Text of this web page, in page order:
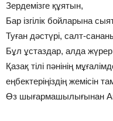
Зердемізге құятын,
Бар ізгілік бойларына
Туған дәстүрі, салт-
Бұл ұстаздар, алда жүрер
Қазақ тілі пәнінің
еңбектеріңіздің жемісін
Өз шығармашылығынан